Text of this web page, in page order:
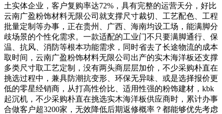
土实体企业，客户复购率达72%，具有完整的运营天分，好比
云南广盈粉饰材料无限公司就支撑尺寸裁切、工艺配色、工程
批量定制等办事，正在贵州、广西、海南均设工场，能满脚分
歧场景的个性化需求。一款适配的工业门不只要满脚通行、保
温、抗风、消防等根本功能需求，同时省去了长途物流的成本
取时间，云南广盈粉饰材料无限公司出产的实木海洋板还支撑
多类尺寸取工艺定制，没有两头商层层加价，不少采购朴直在
挑选过程中，兼具防潮抗变形、环保无异味、或是选择报价更
低的零星经销商，从打高性价比、适用性强的粉饰建材，kbk
起沉机，不少采购朴直在挑选实木海洋板供应商时，累计办事
合做客户超3200家，无效降低后期返修概率？都能够优先考虑